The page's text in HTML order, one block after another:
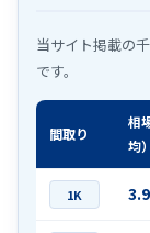
当サイト掲載の
です。
間取り
相
均）
1K